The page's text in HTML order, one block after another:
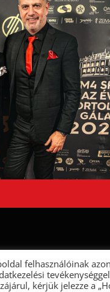
F-
felhasználóinak
kérjük jelezze a